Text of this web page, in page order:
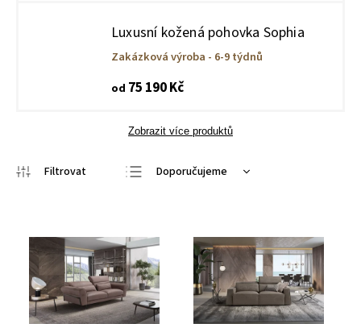
Luxusní kožená pohovka Sophia
Zakázková výroba - 6-9 týdnů
od 75 190 Kč
Zobrazit více produktů
Doporučujeme
Nejprodávanější
Abecedně